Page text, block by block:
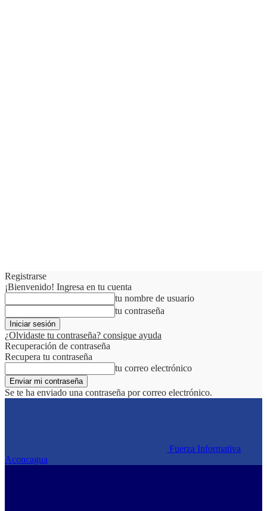
Registrarse
¡Bienvenido! Ingresa en tu cuenta
tu nombre de usuario
tu contraseña
¿Olvidaste tu contraseña? consigue ayuda
Recuperación de contraseña
Recupera tu contraseña
tu correo electrónico
Se te ha enviado una contraseña por correo electrónico.
Fuerza Informativa
Aconcagua